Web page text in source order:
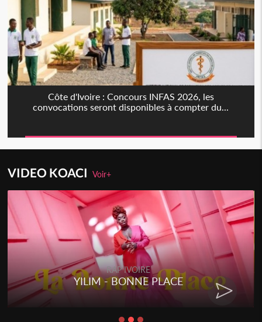
Côte d'Ivoire : Concours INFAS 2026, les
convocations seront disponibles à compter du...
VIDEO KOACIVoir+
RAP IVOIRE
YILIM - BONNE PLACE